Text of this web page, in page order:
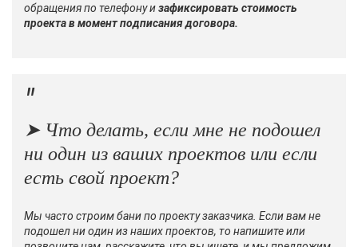
обращения по телефону изафиксировать стоимость
проекта в момент подписания договора.
➤ Что делать, если мне не подошел
ни один из ваших проектов или если
есть свой проект?
Мы часто строим бани по проекту заказчика. Если вам не
подошел ни один из наших проектов, то напишите или